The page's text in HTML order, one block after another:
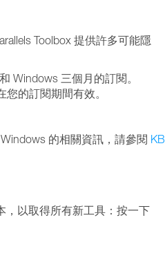
Toolbox 提供許多可能隱
Windows 三個月的訂閱。
您的訂閱期間有效。
的相關資訊，請參閱 KB
，以取得所有新工具：按一下